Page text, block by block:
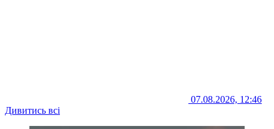
07.08.2026, 12:46
Дивитись всі